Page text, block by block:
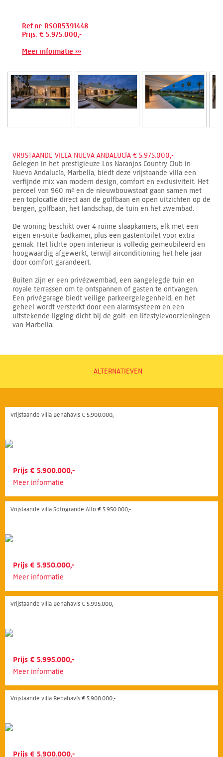
Ref.nr: RSOR5391448
Prijs: € 5.975.000,-
Meer informatie ›››
VRIJSTAANDE VILLA NUEVA ANDALUCÍA € 5.975.000,-
Gelegen in het prestigieuze Los Naranjos Country Club in
Nueva Andalucía, Marbella, biedt deze vrijstaande villa een
verfijnde mix van modern design, comfort en exclusiviteit. Het
perceel van 960 m² en de nieuwbouwstaat gaan samen met
een toplocatie direct aan de golfbaan en open uitzichten op de
bergen, golfbaan, het landschap, de tuin en het zwembad.
De woning beschikt over 4 ruime slaapkamers, elk met een
eigen en-suite badkamer, plus een gastentoilet voor extra
gemak. Het lichte open interieur is volledig gemeubileerd en
hoogwaardig afgewerkt, terwijl airconditioning het hele jaar
door comfort garandeert.
Buiten zijn er een privézwembad, een aangelegde tuin en
royale terrassen om te ontspannen of gasten te ontvangen.
Een privégarage biedt veilige parkeergelegenheid, en het
geheel wordt versterkt door een alarmsysteem en een
uitstekende ligging dicht bij de golf- en lifestylevoorzieningen
van Marbella.
ALTERNATIEVEN
Vrijstaande villa Benahavís € 5.900.000,-
Prijs € 5.900.000,-
Meer informatie
Vrijstaande villa Sotogrande Alto € 5.950.000,-
Prijs € 5.950.000,-
Meer informatie
Vrijstaande villa Benahavís € 5.995.000,-
Prijs € 5.995.000,-
Meer informatie
Vrijstaande villa Benahavís € 5.900.000,-
Prijs € 5.900.000,-